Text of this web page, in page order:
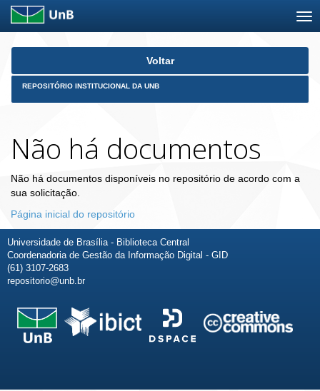
Skip
Voltar
REPOSITÓRIO INSTITUCIONAL DA UNB
Não há documentos
Não há documentos disponíveis no repositório de acordo com a
sua solicitação.
Página inicial do repositório
Universidade de Brasília - Biblioteca Central
Coordenadoria de Gestão da Informação Digital - GID
(61) 3107-2683
repositorio@unb.br